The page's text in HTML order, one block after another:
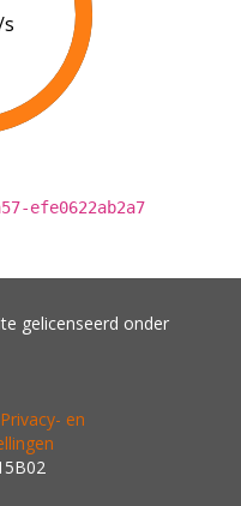
efe0622ab2a7
gelicenseerd onder
Privacy- en